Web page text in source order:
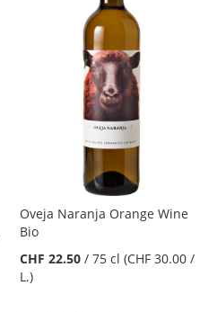
Oveja Naranja Orange Wine
Bio
CHF 22.50 /75 cl (CHF 30.00 /
L.)